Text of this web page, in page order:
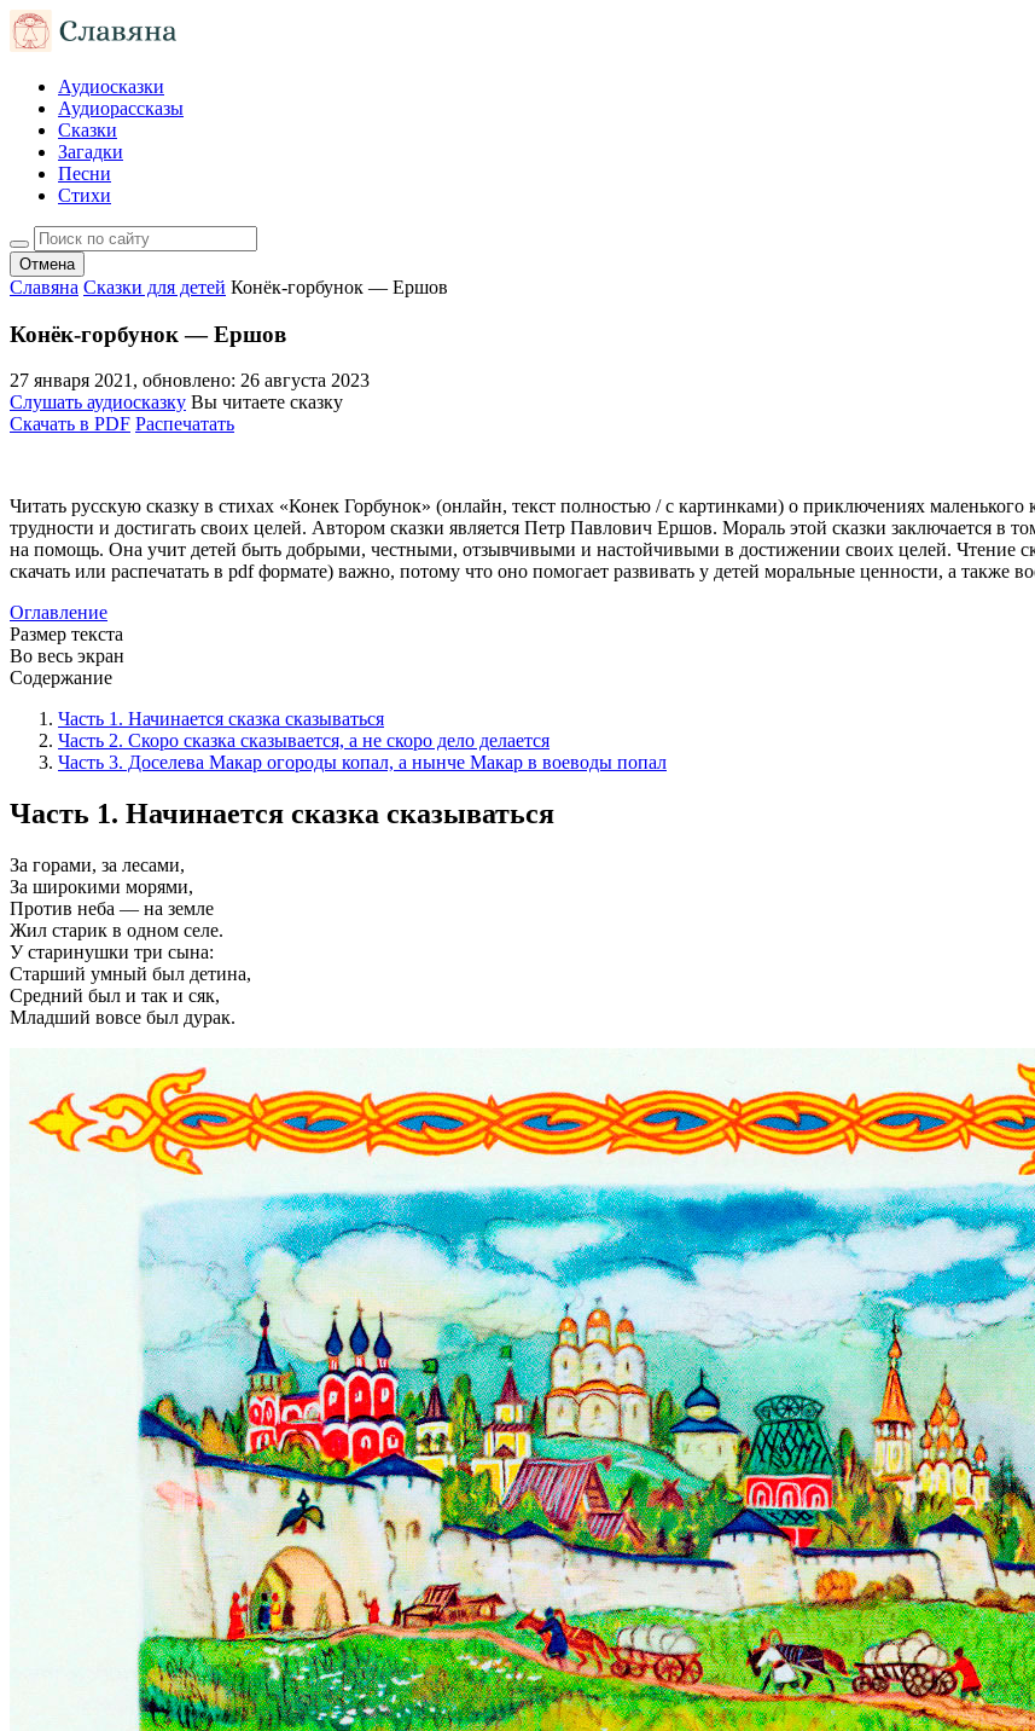
Аудиосказки
Аудиорассказы
Сказки
Загадки
Песни
Стихи
Отмена
Славяна Сказки для детей Конёк-горбунок — Ершов
Конёк-горбунок — Ершов
27 января 2021, обновлено: 26 августа 2023
Слушать аудиосказку Вы читаете сказку
Скачать в PDF Распечатать
Читать русскую сказку в стихах «Конек Горбунок» (онлайн, текст полностью / с картинками) о приключениях
трудности и достигать своих целей. Автором сказки является Петр Павлович Ершов. Мораль этой сказки заключается в
на помощь. Она учит детей быть добрыми, честными, отзывчивыми и настойчивыми в достижении своих целей. Чтение
скачать или распечатать в pdf формате) важно, потому что оно помогает развивать у детей моральные ценности, а также
Оглавление
Размер текста
Во весь экран
Содержание
Часть 1. Начинается сказка сказываться
Часть 2. Скоро сказка сказывается, а не скоро дело делается
Часть 3. Доселева Макар огороды копал, а нынче Макар в воеводы попал
Часть 1. Начинается сказка сказываться
За горами, за лесами,
За широкими морями,
Против неба — на земле
Жил старик в одном селе.
У старинушки три сына:
Старший умный был детина,
Средний был и так и сяк,
Младший вовсе был дурак.